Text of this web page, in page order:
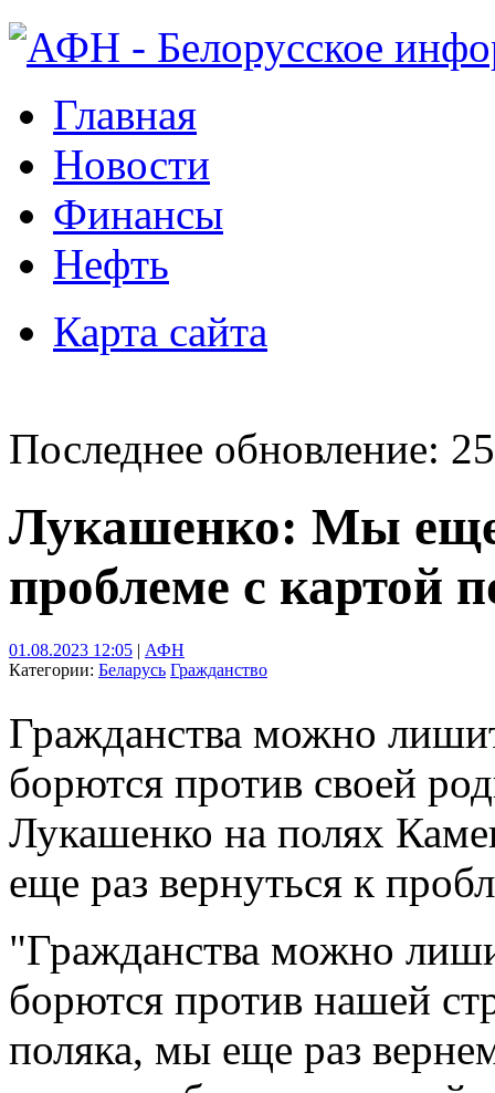
Главная
Новости
Финансы
Нефть
Карта сайта
Последнее обновление:
Лукашенко: Мы еще
проблеме с картой
01.08.2023 12:05 | АФН
Категории: Беларусь Гражданство
Гражданства можно
борются против своей
Лукашенко на полях
еще раз вернуться к
"Гражданства можно
борются против нашей
поляка, мы еще раз